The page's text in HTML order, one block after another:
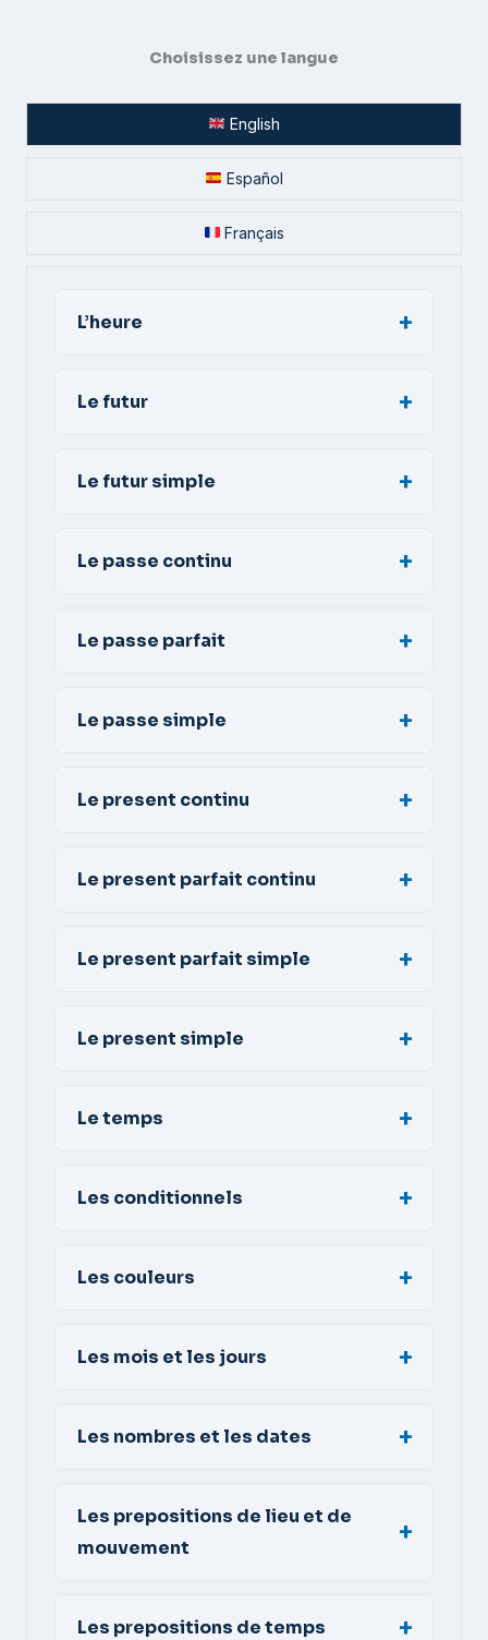
Choisissez une langue
English
Español
Français
L’heure
Le futur
Le futur simple
Le passe continu
Le passe parfait
Le passe simple
Le present continu
Le present parfait continu
Le present parfait simple
Le present simple
Le temps
Les conditionnels
Les couleurs
Les mois et les jours
Les nombres et les dates
Les prepositions de lieu et de
mouvement
Les prepositions de temps